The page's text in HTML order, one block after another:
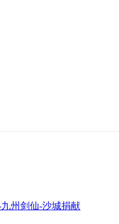
州剑仙-沙城捐献